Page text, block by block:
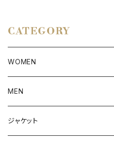
CATEGORY
WOMEN
アウター
ボトムス
MEN
アウター
ジャケット